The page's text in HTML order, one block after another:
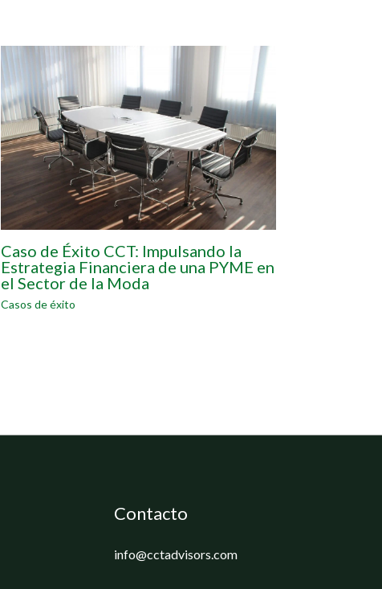
Caso de Éxito CCT: Impulsando la
Estrategia Financiera de una PYME en
el Sector de la Moda
Casos de éxito
Contacto
info@cctadvisors.com